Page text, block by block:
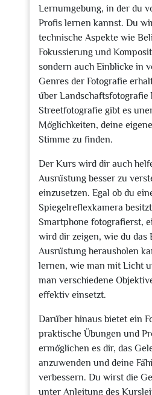
Lernumgebung, in der du
Profis lernen kannst. Du
technische Aspekte wie
Fokussierung und
sondern auch Einblicke in
Genres der Fotografie
über Landschaftsfotografie
Streetfotografie gibt es
Möglichkeiten, deine
Stimme zu finden.
Der Kurs wird dir auch
Ausrüstung besser zu
einzusetzen. Egal ob du
Spiegelreflexkamera
Smartphone fotografierst,
wird dir zeigen, wie du das
Ausrüstung herausholen
lernen, wie man mit Licht
man verschiedene
effektiv einsetzt.
Darüber hinaus bietet ein
praktische Übungen und
ermöglichen es dir, das
anzuwenden und deine
verbessern. Du wirst die
unter Anleitung des